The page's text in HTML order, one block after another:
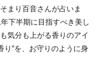
まり百音さんが占いま
下半期に目指すべき美し
気分も上がる香りのアイ
り”を、お守りのように身